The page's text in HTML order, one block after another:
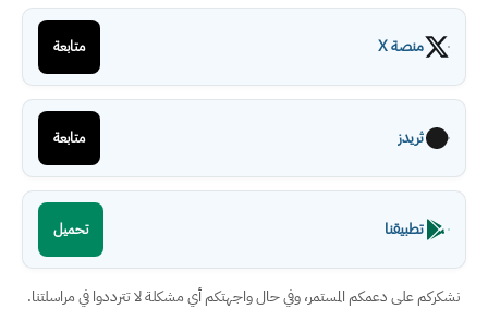
منصة X متابعة
ثريدز متابعة
تطبيقنا تحميل
نشكركم على دعمكم المستمر، وفي حال واجهتكم أي مشكلة لا تترددوا في مراسلتنا.